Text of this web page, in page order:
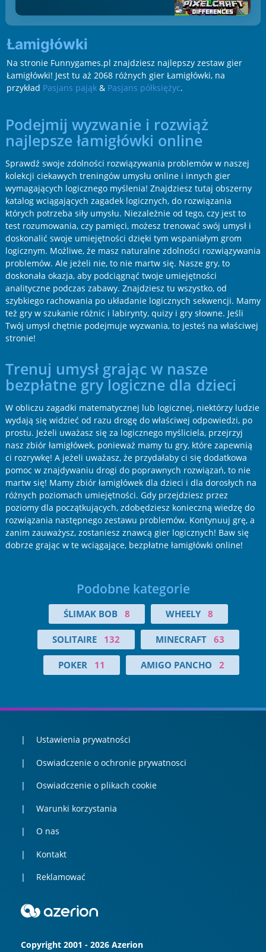
Łamigłówki
Na stronie Funnygames.pl znajdziesz najlepszy zestaw gier
Łamigłówki! Jest tu aż 2068 różnych gier Łamigłówki, na
przykład Pasjans pająk& Pasjans półksiężyc.
Podejmij wyzwanie i rozwiąż
najlepsze łamigłówki online
Sprawdź swoje zdolności rozwiązywania problemów w naszej
kolekcji ciekawych treningów umysłu online i innych gier
wymagających logicznego myślenia! Znajdziesz tutaj obszerny
katalog wciągających zagadek logicznych, do rozwiązania
których potrzeba siły umysłu. Niezależnie od tego, czy jest to
test rozumowania, czy pamięci, możesz trenować swój umysł i
doskonalić swoje umiejętności dzięki tym wspaniałym grom
logicznym. Możliwe, że masz naturalne zdolności rozwiązywania
problemów. Ale jeżeli nie, to nie martw się. Nasze gry, to
doskonała okazja, aby podciągnąć twoje umiejętności
analityczne podczas zabawy. Znajdziesz tu wszystko, od
szybkiego rachowania po układanie logicznych sekwencji. Mamy
też gry w szukanie różnic i labirynty, quizy i gry słowne. Jeśli
Twój umysł chętnie podejmuje wyzwania, to jesteś na właściwej
stronie!
Trenuj umysł grając w nasze
bezpłatne gry logiczne dla dzieci
W obliczu zagadki matematycznej lub logicznej, niektórzy ludzie
wydają się widzieć od razu drogę do właściwej odpowiedzi, po
prostu. Jeżeli uważasz się za logicznego myśliciela, przejrzyj
nasz zbiór łamigłówek, ponieważ mamy tu gry, które zapewnią
ci rozrywkę! A jeżeli uważasz, że przydałaby ci się dodatkowa
pomoc w znajdywaniu drogi do poprawnych rozwiązań, to nie
martw się! Mamy zbiór łamigłówek dla dzieci i dla dorosłych na
różnych poziomach umiejętności. Gdy przejdziesz przez
poziomy dla początkujących, zdobędziesz konieczną wiedzę do
rozwiązania następnego zestawu problemów. Kontynuuj grę, a
zanim zauważysz, zostaniesz znawcą gier logicznych! Baw się
dobrze grając w te wciągające, bezpłatne łamigłówki online!
Podobne kategorie
ŚLIMAK BOB 8 WHEELY 8
SOLITAIRE 132 MINECRAFT 63
POKER 11 AMIGO PANCHO 2
Ustawienia prywatności
Oswiadczenie o ochronie prywatnosci
Oswiadczenie o plikach cookie
Warunki korzystania
O nas
Kontakt
Reklamować
Copyright 2001 - 2026 Azerion